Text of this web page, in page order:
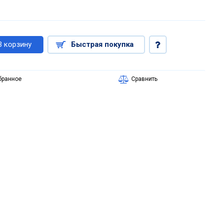
корзину Быстрая покупка
Сравнить